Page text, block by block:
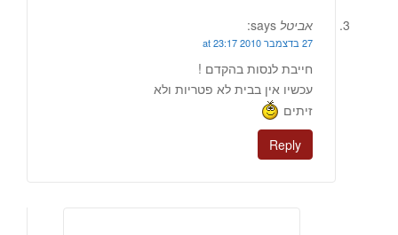
אביטל says:
27 בדצמבר 2010 at 23:17
חייבת לנסות בהקדם !
עכשיו אין בבית לא פטריות ולא
זיתים
Reply